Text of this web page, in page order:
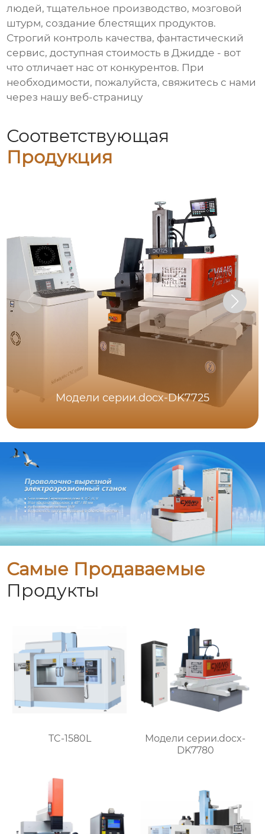
людей, тщательное производство, мозговой
штурм, создание блестящих продуктов.
Строгий контроль качества, фантастический
сервис, доступная стоимость в Джидде - вот
что отличает нас от конкурентов. При
необходимости, пожалуйста, свяжитесь с нами
через нашу веб-страницу
Соответствующая
Продукция
Модели серии.docx-DK7725
Самые Продаваемые
Продукты
TC-1580L
Модели серии.docx-
DK7780